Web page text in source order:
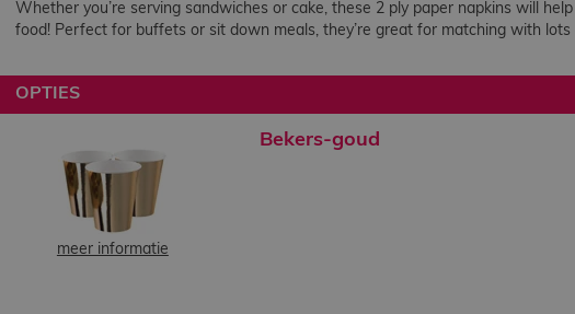
Whether you’re serving sandwiches or cake, these 2 ply paper napkins will
food! Perfect for buffets or sit down meals, they’re great for matching with
OPTIES
meer informatie
Bekers-goud